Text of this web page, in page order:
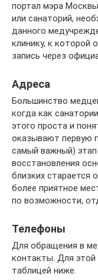
портал мэра
или санаторий,
данного
клинику, к которой
запись через
Адреса
Большинство
когда как
этого проста и
оказывают первую
самый важный)
восстановления
близких старается
более приятное
по возможности,
Телефоны
Для обращения в
контакты. Для
таблицей ниже.